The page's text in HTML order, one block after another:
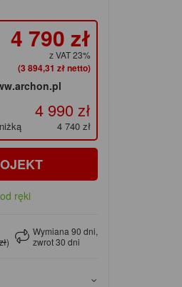
4 790 zł
z VAT 23%
(3 894,31 zł netto)
4 990 zł
4 740 zł
ręki
)
Wymiana 90 dni,
zwrot 30 dni